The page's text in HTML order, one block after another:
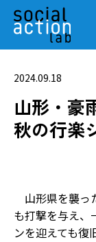
2024.09.18
山形・豪
秋の行楽
山形県を襲っ
も打撃を与え、
ンを迎えても復